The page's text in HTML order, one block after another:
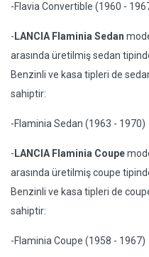
-Flavia Convertible (1960 -
- LANCIA Flaminia Sedan
arasında üretilmiş sedan
Benzinli ve kasa tipleri de
sahiptir:
-Flaminia Sedan (1963 - 1970)
- LANCIA Flaminia Coupe
arasında üretilmiş coupe
Benzinli ve kasa tipleri de
sahiptir:
-Flaminia Coupe (1958 - 1967)